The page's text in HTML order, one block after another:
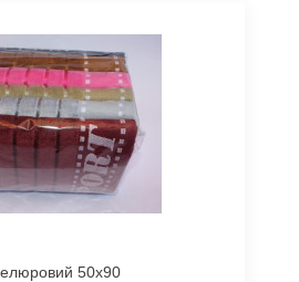
50х90